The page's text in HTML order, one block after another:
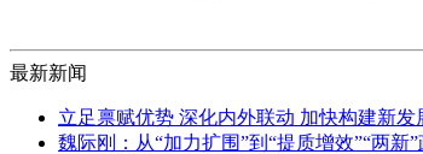
最新新闻
立足禀赋优势 深化内外联动 加快构建新发
魏际刚：从“加力扩围”到“提质增效”“两新